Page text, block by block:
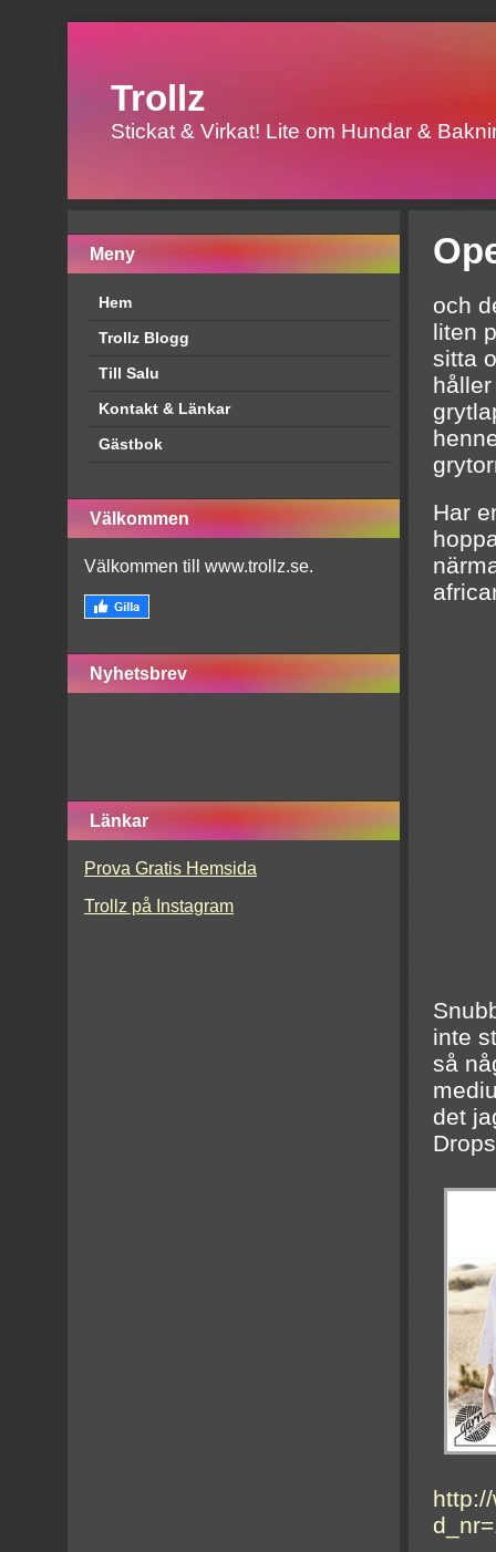
Trollz
Stickat & Virkat! Lite om Hundar &
Meny
Hem
Trollz Blogg
Till Salu
Kontakt & Länkar
Gästbok
Välkommen
Välkommen till www.trollz.se.
Nyhetsbrev
Länkar
Prova Gratis Hemsida
Trollz på Instagram
och
liten
sitta
Har
inte
så
det